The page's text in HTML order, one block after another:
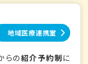
地域医療連携室
らの紹介予約制に